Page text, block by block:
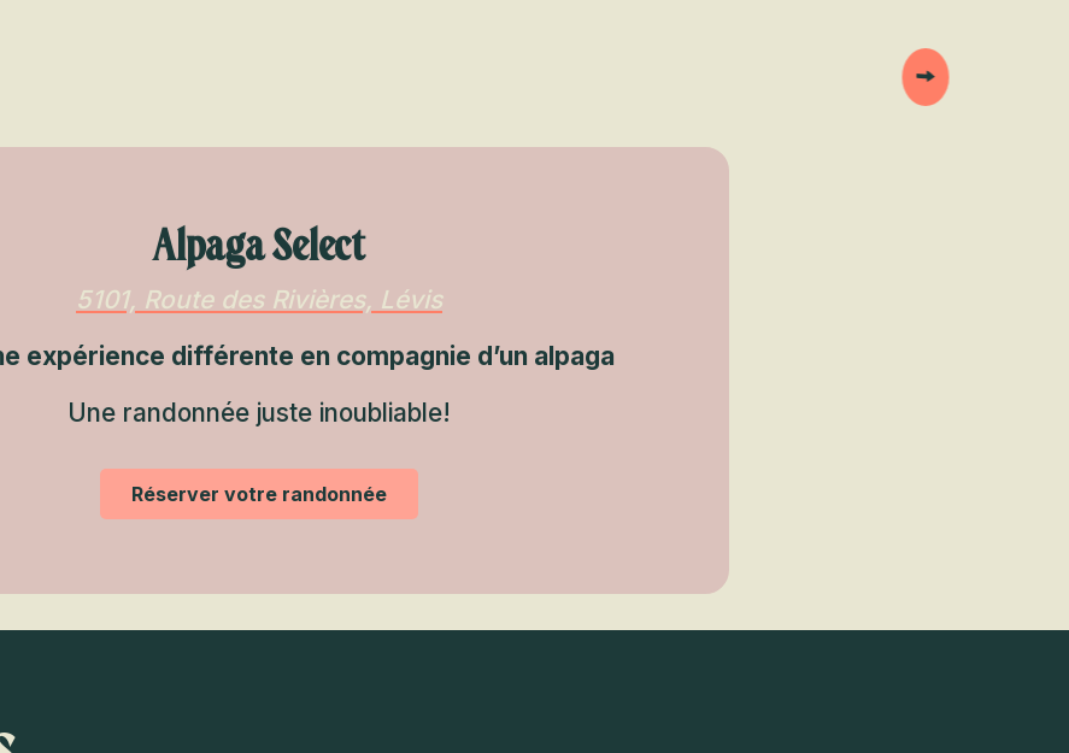
Alpaga Select
5101, Route des Rivières, Lévis
expérience différente en compagnie d’un alpaga
Une randonnée juste inoubliable!
Réserver votre randonnée